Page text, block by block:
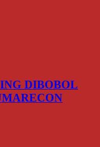
DIBOBOL